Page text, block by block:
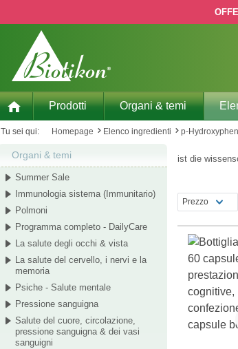
Prodotti Organi & temi
Tu sei qui: Homepage Elenco ingredienti p-
Organi & temi
Summer Sale
Immunologia sistema (Immunitario)
Polmoni
Programma completo - DailyCare
La salute degli occhi & vista
La salute del cervello, i nervi e la
memoria
Psiche - Salute mentale
Pressione sanguigna
Salute del cuore, circolazione,
pressione sanguigna & dei vasi
sanguigni
ist die
Prezzo